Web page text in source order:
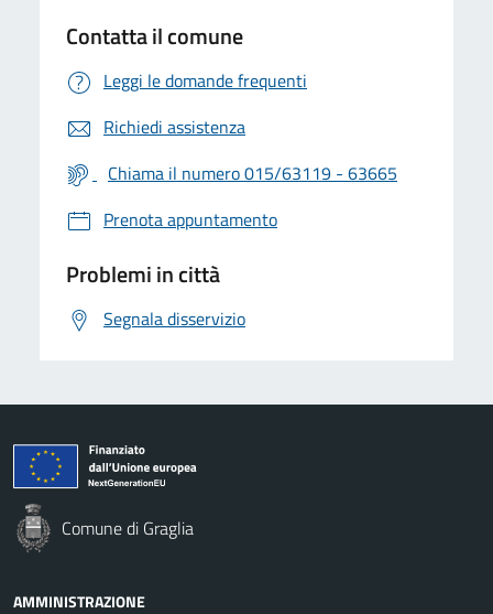
Contatta il comune
Leggi le domande frequenti
Richiedi assistenza
Chiama il numero 015/63119 - 63665
Prenota appuntamento
Problemi in città
Segnala disservizio
Comune di Graglia
AMMINISTRAZIONE